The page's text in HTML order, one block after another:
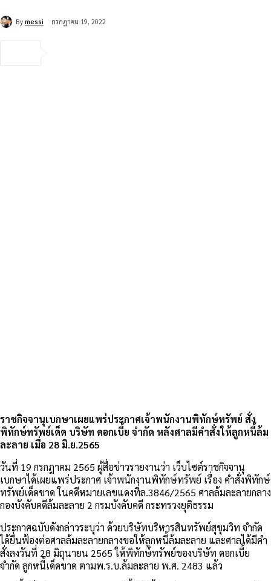
By messi กรกฎาคม 19, 2022
ราชกิจจานุเบกษาเผยแพร่ประกาศเจ้าพนักงานพิทักษ์ทรัพย์ สั่ง
พิทักษ์ทรัพย์เด็ด บริษัท ดอกเบี้ย จำกัด หลังศาลมีคำสั่งให้ลูกหนี้ล้ม
ละลาย เมื่อ 28 มิ.ย.2565
วันที่ 19 กรกฎาคม 2565 ผู้สื่อข่าวรายงานว่า เว็บไซต์ราชกิจจานุ
เบกษาได้เผยแพร่ประกาศ เจ้าพนักงานพิทักษ์ทรัพย์ เรื่อง คำสั่งพิทักษ์
ทรัพย์เด็ดขาด ในคดีหมายเลขแดงที่ล.3846/2565 ศาลล้มละลายกลาง
กองบังคับคดีล้มละลาย 2 กรมบังคับคดี กระทรวงยุติธรรม
ประกาศฉบับดังกล่าวระบุว่า ด้วยบริษัทบริหารสินทรัพย์สุขุมวิท จำกัด
ได้ยื่นฟ้องต่อศาลล้มละลายกลางขอให้ลูกหนี้ล้มละลาย และศาลได้มีคำ
สั่งลงวันที่ 28 มิถุนายน 2565 ให้พิทักษ์ทรัพย์ของบริษัท ดอกเบี้ย
จำกัด ลูกหนี้เด็ดขาด ตามพ.ร.บ.ล้มละลาย พ.ศ. 2483 แล้ว